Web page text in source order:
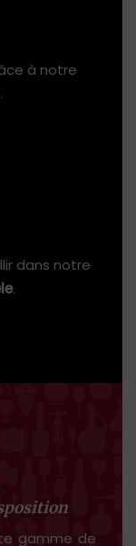
à notre
.
dans notre
.
gamme de